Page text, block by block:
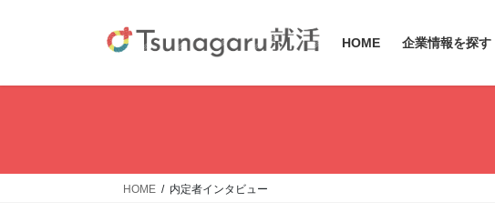
HOME 企業情報を探す
HOME 内定者インタビュー